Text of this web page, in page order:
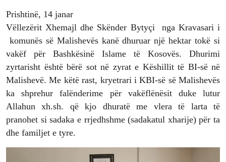
Prishtinë, 14 janar
Vëllezërit Xhemajl dhe Skënder Bytyçi nga Kravasari i
komunës së Malishevës kanë dhuruar një hektar tokë si
vakëf për Bashkësinë Islame të Kosovës. Dhurimi
zyrtarisht është bërë sot në zyrat e Këshillit të BI-së në
Malishevë. Me këtë rast, kryetrari i KBI-së së Malishevës
ka shprehur falënderime për vakëflënësit duke lutur
Allahun xh.sh. që kjo dhuratë me vlera të larta të
pranohet si sadaka e rrjedhshme (sadakatul xharije) për ta
dhe familjet e tyre.